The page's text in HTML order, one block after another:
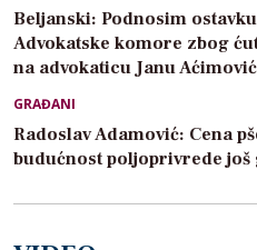
Beljanski: Podnosim
Advokatske komore zbog
na advokaticu Janu
GRAĐANI
Radoslav Adamović: Cena
budućnost poljoprivrede još